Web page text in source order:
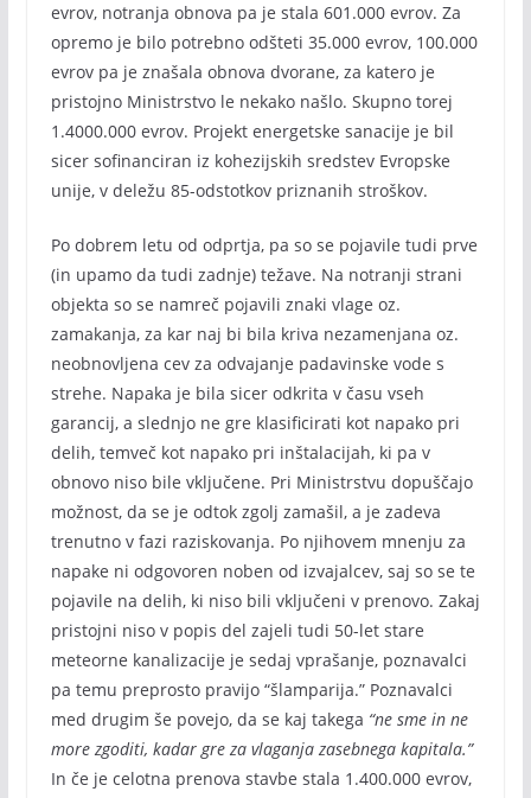
evrov, notranja obnova pa je stala 601.000 evrov. Za
opremo je bilo potrebno odšteti 35.000 evrov, 100.000
evrov pa je znašala obnova dvorane, za katero je
pristojno Ministrstvo le nekako našlo. Skupno torej
1.4000.000 evrov. Projekt energetske sanacije je bil
sicer sofinanciran iz kohezijskih sredstev Evropske
unije, v deležu 85-odstotkov priznanih stroškov.
Po dobrem letu od odprtja, pa so se pojavile tudi prve
(in upamo da tudi zadnje) težave. Na notranji strani
objekta so se namreč pojavili znaki vlage oz.
zamakanja, za kar naj bi bila kriva nezamenjana oz.
neobnovljena cev za odvajanje padavinske vode s
strehe. Napaka je bila sicer odkrita v času vseh
garancij, a slednjo ne gre klasificirati kot napako pri
delih, temveč kot napako pri inštalacijah, ki pa v
obnovo niso bile vključene. Pri Ministrstvu dopuščajo
možnost, da se je odtok zgolj zamašil, a je zadeva
trenutno v fazi raziskovanja. Po njihovem mnenju za
napake ni odgovoren noben od izvajalcev, saj so se te
pojavile na delih, ki niso bili vključeni v prenovo. Zakaj
pristojni niso v popis del zajeli tudi 50-let stare
meteorne kanalizacije je sedaj vprašanje, poznavalci
pa temu preprosto pravijo “šlamparija.” Poznavalci
med drugim še povejo, da se kaj takega “ne sme in ne
more zgoditi, kadar gre za vlaganja zasebnega kapitala.”
In če je celotna prenova stavbe stala 1.400.000 evrov,